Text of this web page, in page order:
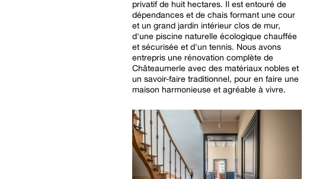
privatif de huit hectares. Il est entouré de
dépendances et de chais formant une cour
et un grand jardin intérieur clos de mur,
d'une piscine naturelle écologique chauffée
et sécurisée et d'un tennis. Nous avons
entrepris une rénovation complète de
Châteaumerle avec des matériaux nobles et
un savoir-faire traditionnel, pour en faire une
maison harmonieuse et agréable à vivre.